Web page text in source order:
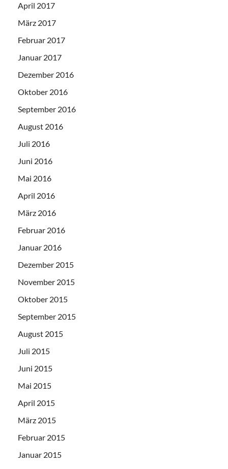
April 2017
März 2017
Februar 2017
Januar 2017
Dezember 2016
Oktober 2016
September 2016
August 2016
Juli 2016
Juni 2016
Mai 2016
April 2016
März 2016
Februar 2016
Januar 2016
Dezember 2015
November 2015
Oktober 2015
September 2015
August 2015
Juli 2015
Juni 2015
Mai 2015
April 2015
März 2015
Februar 2015
Januar 2015